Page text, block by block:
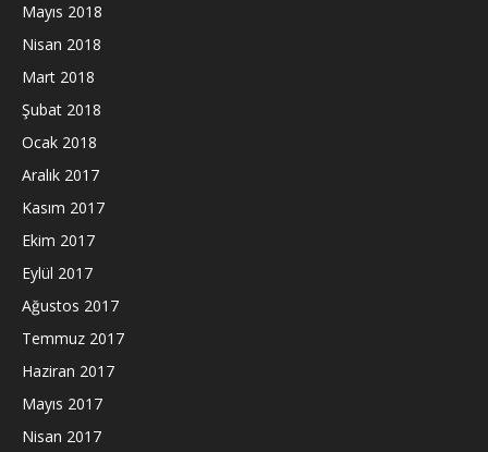
Mayıs 2018
Nisan 2018
Mart 2018
Şubat 2018
Ocak 2018
Aralık 2017
Kasım 2017
Ekim 2017
Eylül 2017
Ağustos 2017
Temmuz 2017
Haziran 2017
Mayıs 2017
Nisan 2017